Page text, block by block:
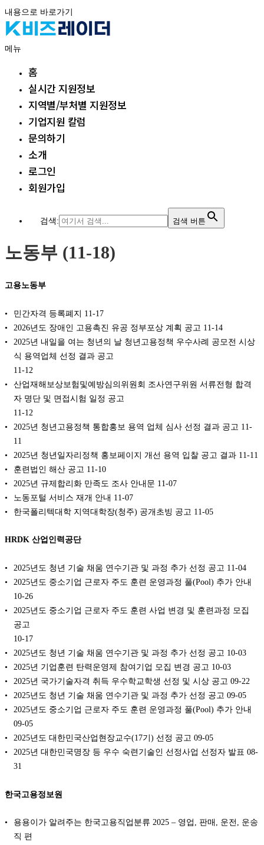
내용으로 바로가기
메뉴
홈
실시간 지원정보
지역별/부처별 지원정보
기업지원 칼럼
문의하기
소개
로그인
회원가입
검색: 검색 버튼
노동부 (11-18)
고용노동부
민간자격 등록폐지 11-17
2026년도 장애인 고용촉진 유공 정부포상 계획 공고 11-14
2025년 내일을 여는 청년의 날 청년고용정책 우수사례 공모전 시상
식 용역업체 선정 결과 공고
11-12
산업재해보상보험및예방심의위원회 조사연구위원 서류전형 합격
자 명단 및 면접시험 일정 공고
11-12
2025년 청년고용정책 통합홍보 용역 업체 심사 선정 결과 공고 11-
11
2025년 청년일자리정책 홍보페이지 개선 용역 입찰 공고 결과 11-11
훈련법인 해산 공고 11-10
2025년 규제합리화 만족도 조사 안내문 11-07
노동포털 서비스 재개 안내 11-07
한국폴리텍대학 지역대학장(청주) 공개초빙 공고 11-05
HRDK 산업인력공단
2025년도 청년 기술 채움 연수기관 및 과정 추가 선정 공고 11-04
2025년도 중소기업 근로자 주도 훈련 운영과정 풀(Pool) 추가 안내
10-26
2025년도 중소기업 근로자 주도 훈련 사업 변경 및 훈련과정 모집
공고
10-17
2025년도 청년 기술 채움 연수기관 및 과정 추가 선정 공고 10-03
2025년 기업훈련 탄력운영제 참여기업 모집 변경 공고 10-03
2025년 국가기술자격 취득 우수학교학생 선정 및 시상 공고 09-22
2025년도 청년 기술 채움 연수기관 및 과정 추가 선정 공고 09-05
2025년도 중소기업 근로자 주도 훈련 운영과정 풀(Pool) 추가 안내
09-05
2025년도 대한민국산업현장교수(17기) 선정 공고 09-05
2025년 대한민국명장 등 우수 숙련기술인 선정사업 선정자 발표 08-
31
한국고용정보원
용용이가 알려주는 한국고용직업분류 2025 – 영업, 판매, 운전, 운송
직 편